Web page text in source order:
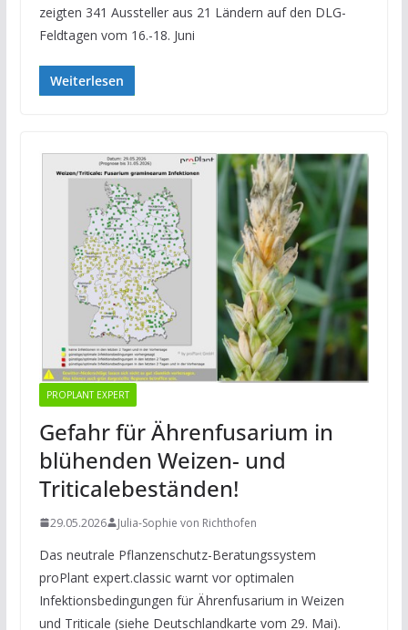
zeigten 341 Aussteller aus 21 Ländern auf den DLG-
Feldtagen vom 16.-18. Juni
Weiterlesen
PROPLANT EXPERT
Gefahr für Ährenfusarium in
blühenden Weizen- und
Triticalebeständen!
29.05.2026 Julia-Sophie von Richthofen
Das neutrale Pflanzenschutz-Beratungssystem
proPlant expert.classic warnt vor optimalen
Infektionsbedingungen für Ährenfusarium in Weizen
und Triticale (siehe Deutschlandkarte vom 29. Mai).